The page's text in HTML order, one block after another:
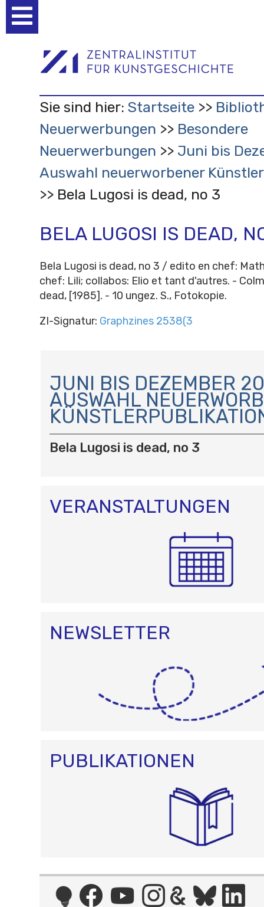
Werkzeuge
Sie sind hier: Startseite
Neuerwerbungen
Besondere
Neuerwerbungen
Juni bis
Auswahl neuerworbener
Bela Lugosi is dead, no 3
BELA LUGOSI IS DEAD,
Bela Lugosi is dead, no 3 / edito en chef:
chef: Lili; collabos: Elio et tant d'autres. -
dead, [1985]. - 10 ungez. S., Fotokopie.
ZI-Signatur: Graphzines 2538(3
A
V
I
G
A
T
I
JUNI BIS DEZEMBER
AUSWAHL
Bela Lugosi is dead, no 3
VERANSTALTUNGEN
NEWSLETTER
PUBLIKATIONEN